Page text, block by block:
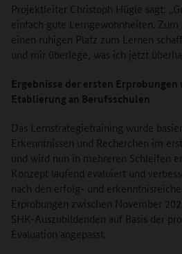
Projektleiter Christoph Hügle sagt:
einfach gute Lerngewohnheiten.
einen ruhigen Platz zum Lernen
und mir überlege, was ich jetzt
Ergebnisse der ersten
Etablierung an Berufsschulen
Das Lernstrategietraining wurde
Erkenntnissen und Recherchen im
und wird nun in mehreren Schleifen
Konzept laufend evaluiert und
nach den erfolg- und
Erprobungen zwischen November
SHK-Auszubildenden auf Basis der
Evaluation angepasst.